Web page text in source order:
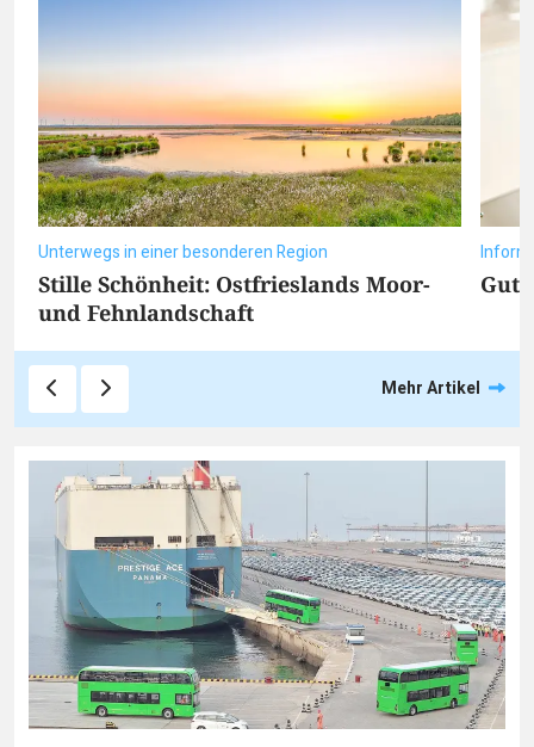
Unterwegs in einer besonderen Region
Stille Schönheit: Ostfrieslands Moor-
und Fehnlandschaft
Gut
Mehr Artikel